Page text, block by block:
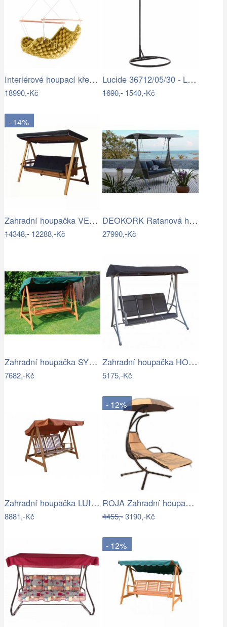
Interiérové houpací křeslo Swingy In…
18990,-Kč
Lucide 36712/05/30 - LED Stojací lampa…
1690,-1540,-Kč
- 14%
Zahradní houpačka VEGAS LUX Rojaplast
14348,-12288,-Kč
DEOKORK Ratanová houpačka GIANA
27990,-Kč
Zahradní houpačka SYLVA Rojaplast
7682,-Kč
Zahradní houpačka HOLLYWOOD ROJAPLAST
5175,-Kč
Zahradní houpačka LUISA ROJAPLAST
8881,-Kč
- 12%
ROJA Zahradní houpačka ZW 6119 - béžová
4455,-3190,-Kč
- 12%